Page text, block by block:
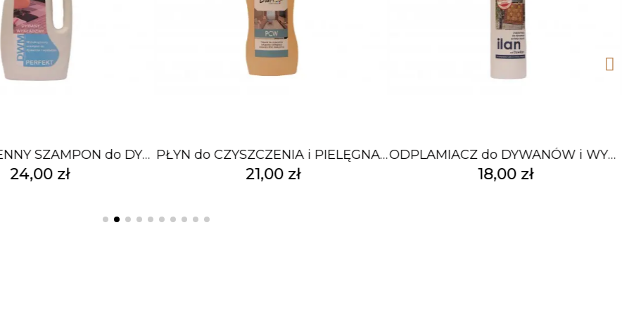
WYSOKOPIENNY SZAMPON do DYWANÓW i WYKŁADZIN 1L
24,00 zł
PŁYN do CZYSZCZENIA i PIELĘGNACJI WYKŁADZIN PCW 1L
21,00 zł
ODPLAMIACZ do DYWANÓW i WYKŁADZIN SYNTETYK 200ml
18,00 zł